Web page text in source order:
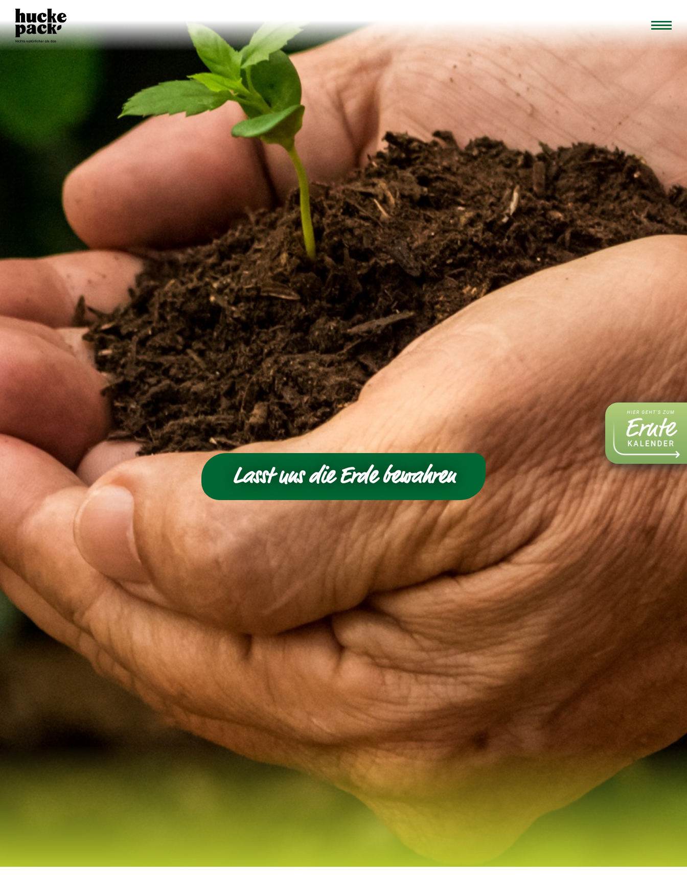
RESERVIEREN
UNSER NASCHKATZENKONZEPT
ERLEBNISPAUSCHALE
NATURSPIELWIESE / BAUERNHOF-CAFE
ABLAUFPLAN
EINDRÜCKE
VERANSTALTUNGEN
FÜHRUNGEN
HOFLADEN
FÜHRUNGEN KOPIE
HINTER DEN KULISSEN
MEHR
WOHNWAGENSTELLPLATZ
OBSTBÄUME-SCHNEIDEN
Lasst uns die Erde bewahren